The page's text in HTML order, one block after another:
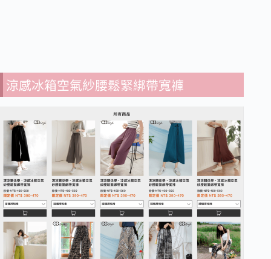
涼感冰箱空氣紗腰鬆緊綁帶寬褲